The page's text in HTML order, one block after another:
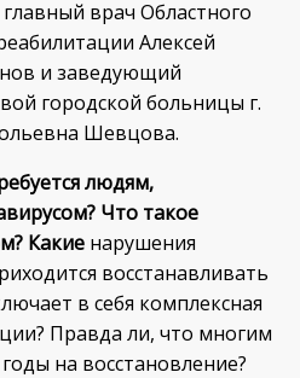
врач Областного
Алексей
и заведующий
городской больницы г.
Шевцова.
людям,
Что такое
Какие нарушения
восстанавливать
в себя комплексная
Правда ли, что многим
на восстановление?